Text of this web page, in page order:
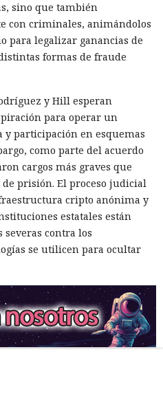
sino que también
con criminales, animándolos
para legalizar ganancias de
formas de fraude
y Hill esperan
para operar un
y participación en esquemas
como parte del acuerdo
cargos más graves que
prisión. El proceso judicial
cripto anónima y
estatales están
contra los
se utilicen para ocultar